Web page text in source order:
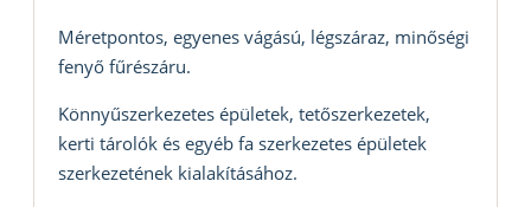
Méretpontos, egyenes vágású, légszáraz, minőségi
fenyő fűrészáru.
Könnyűszerkezetes épületek, tetőszerkezetek,
kerti tárolók és egyéb fa szerkezetes épületek
szerkezetének kialakításához.